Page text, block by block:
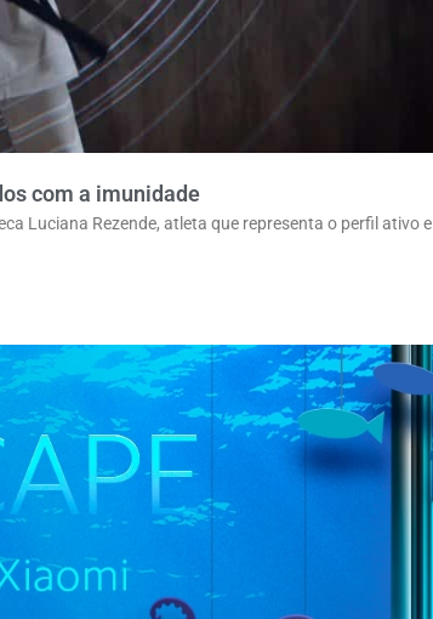
com a imunidade
Luciana Rezende, atleta que representa o perfil ativo e